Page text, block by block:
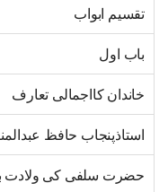
تقسیم ابواب
باب اول
خاندان کااجمالی تعارف
استاذپنجاب حافظ
حضرت سلفی کی ولادت